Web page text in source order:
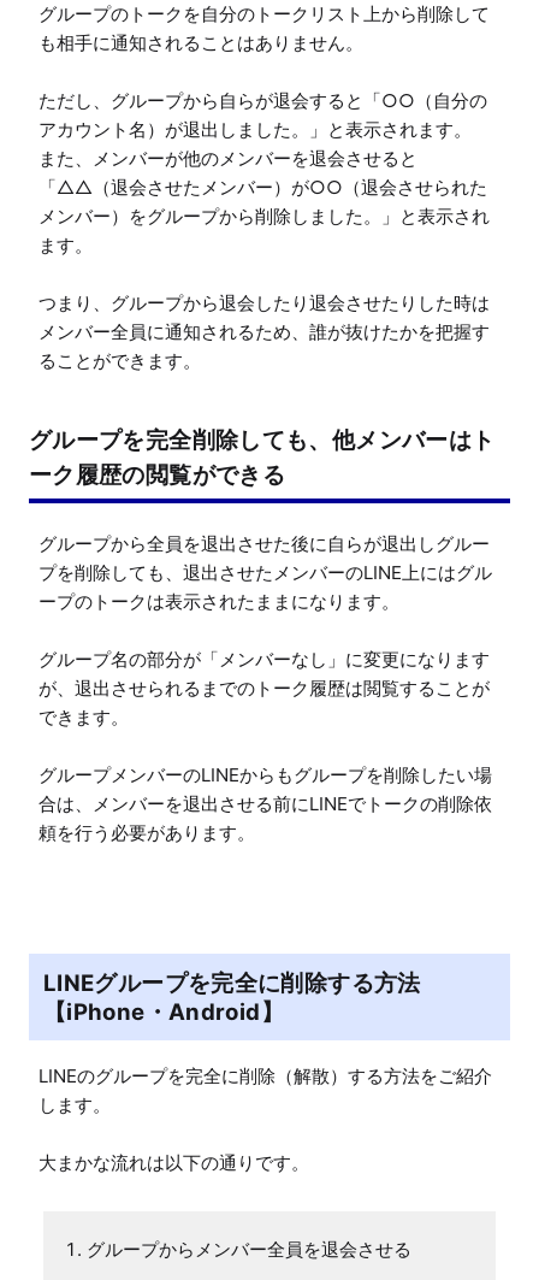
グループのトークを自分のトークリスト上から削除して
も相手に通知されることはありません。
ただし、グループから自らが退会すると「○○（自分の
アカウント名）が退出しました。」と表示されます。
また、メンバーが他のメンバーを退会させると
「△△（退会させたメンバー）が○○（退会させられた
メンバー）をグループから削除しました。」と表示され
ます。
つまり、グループから退会したり退会させたりした時は
メンバー全員に通知されるため、誰が抜けたかを把握す
ることができます。
グループを完全削除しても、他メンバーはト
ーク履歴の閲覧ができる
グループから全員を退出させた後に自らが退出しグルー
プを削除しても、退出させたメンバーのLINE上にはグル
ープのトークは表示されたままになります。
グループ名の部分が「メンバーなし」に変更になります
が、退出させられるまでのトーク履歴は閲覧することが
できます。
グループメンバーのLINEからもグループを削除したい場
合は、メンバーを退出させる前にLINEでトークの削除依
頼を行う必要があります。
LINEグループを完全に削除する方法
【iPhone・Android】
LINEのグループを完全に削除（解散）する方法をご紹介
します。
大まかな流れは以下の通りです。
グループからメンバー全員を退会させる